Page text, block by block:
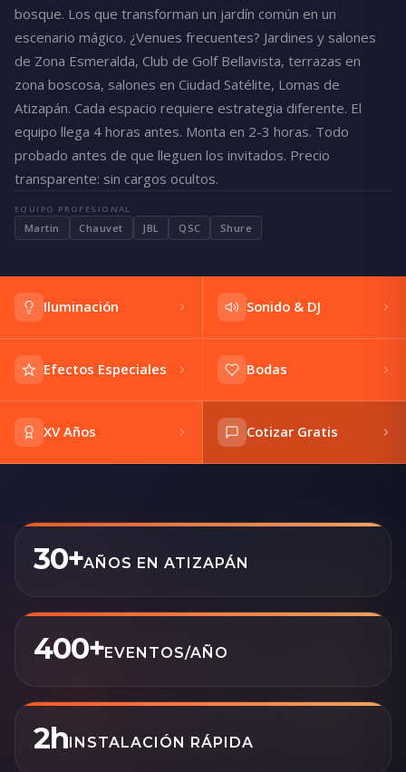
bosque. Los que transforman un jardín común en un
escenario mágico. ¿Venues frecuentes? Jardines y salones
de Zona Esmeralda, Club de Golf Bellavista, terrazas en
zona boscosa, salones en Ciudad Satélite, Lomas de
Atizapán. Cada espacio requiere estrategia diferente. El
equipo llega 4 horas antes. Monta en 2-3 horas. Todo
probado antes de que lleguen los invitados. Precio
transparente: sin cargos ocultos.
EQUIPO PROFESIONAL
Martin Chauvet JBL QSC Shure
Iluminación Sonido & DJ
Efectos Especiales Bodas
XV Años Cotizar Gratis
30+AÑOS EN ATIZAPÁN
400+EVENTOS/AÑO
2hINSTALACIÓN RÁPIDA